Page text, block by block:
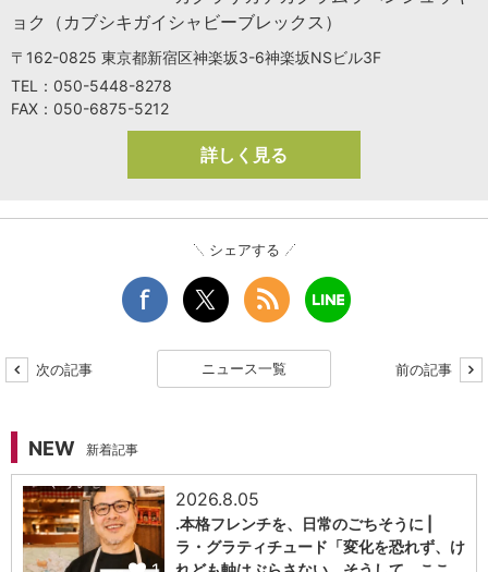
ョク（カブシキガイシャビーブレックス）
〒162-0825 東京都新宿区神楽坂3-6神楽坂NSビル3F
TEL：050-5448-8278
FAX：050-6875-5212
詳しく見る
シェアする
次の記事 ニュース一覧 前の記事
NEW 新着記事
2026.8.05
.本格フレンチを、日常のごちそうに |
ラ・グラティチュード「変化を恐れず、け